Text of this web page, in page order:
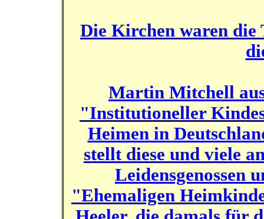
Die Kirchen waren die
Martin Mitchell
"Institutioneller
Heimen in
stellt diese und viele
Leidensgenossen
"Ehemaligen